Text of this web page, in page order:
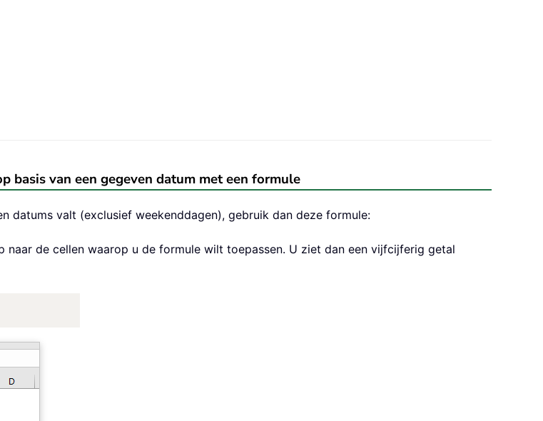
basis van een gegeven datum met een formule
datums valt (exclusief weekenddagen), gebruik dan deze formule:
naar de cellen waarop u de formule wilt toepassen. U ziet dan een vijfcijferig getal